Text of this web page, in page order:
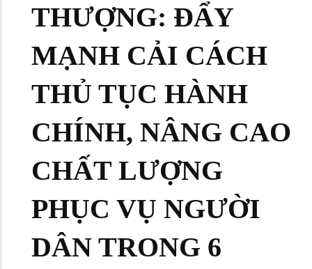
THƯỢNG: ĐẨY
MẠNH CẢI CÁCH
THỦ TỤC HÀNH
CHÍNH, NÂNG CAO
CHẤT LƯỢNG
PHỤC VỤ NGƯỜI
DÂN TRONG 6